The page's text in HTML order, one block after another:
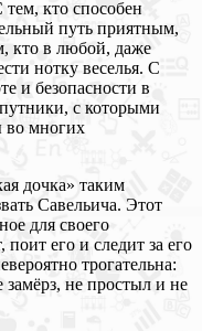
кто способен
путь приятным,
кто в любой, даже
нотку веселья. С
и безопасности в
с которыми
во многих
дочка» таким
Савельича. Этот
для своего
его и следит за его
трогательна:
замёрз, не простыл и не